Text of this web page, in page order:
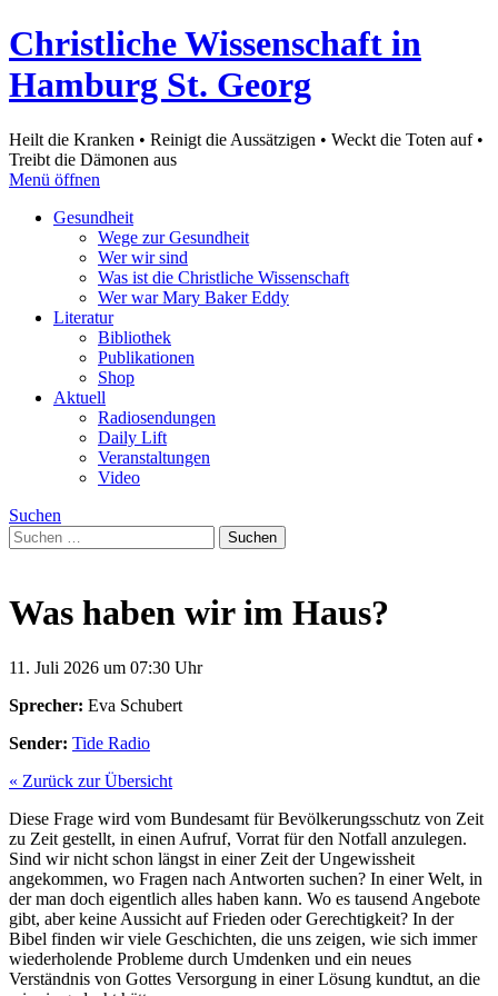
Christliche Wissenschaft in
Hamburg St. Georg
Heilt die Kranken • Reinigt die Aussätzigen • Weckt die Toten auf •
Treibt die Dämonen aus
Menü öffnen
Gesundheit
Wege zur Gesundheit
Wer wir sind
Was ist die Christliche Wissenschaft
Wer war Mary Baker Eddy
Literatur
Bibliothek
Publikationen
Shop
Aktuell
Radiosendungen
Daily Lift
Veranstaltungen
Video
Suchen
Suchen
nach:
Was haben wir im Haus?
11. Juli 2026 um 07:30 Uhr
Sprecher: Eva Schubert
Sender: Tide Radio
« Zurück zur Übersicht
Diese Frage wird vom Bundesamt für Bevölkerungsschutz von Zeit
zu Zeit gestellt, in einen Aufruf, Vorrat für den Notfall anzulegen.
Sind wir nicht schon längst in einer Zeit der Ungewissheit
angekommen, wo Fragen nach Antworten suchen? In einer Welt, in
der man doch eigentlich alles haben kann. Wo es tausend Angebote
gibt, aber keine Aussicht auf Frieden oder Gerechtigkeit? In der
Bibel finden wir viele Geschichten, die uns zeigen, wie sich immer
wiederholende Probleme durch Umdenken und ein neues
Verständnis von Gottes Versorgung in einer Lösung kundtut, an die